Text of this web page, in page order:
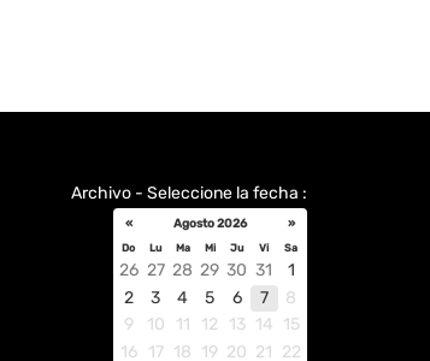
Archivo - Seleccione la fecha :
« Agosto 2026 »
Do Lu Ma Mi Ju Vi Sa
26 27 28 29 30 31
1
2
3 4 5 6 7
8
9
10 11 12 13 14 15
16
17 18 19 20 21 22